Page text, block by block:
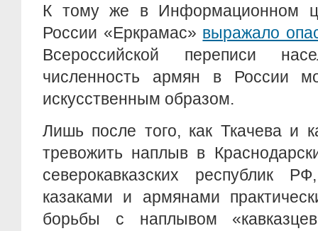
К тому же в Информационном
России «Еркрамас» выражало
Всероссийской переписи
численность армян в России
искусственным образом.
Лишь после того, как Ткачева и
тревожить наплыв в
северокавказских республик
казаками и армянами
борьбы с наплывом